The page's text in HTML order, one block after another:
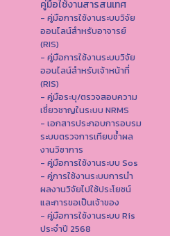
คู่มือใช้งานสารสนเทศ
- คู่มือการใช้งานระบบวิจัย
ออนไลน์สำหรับอาจารย์
(RIS)
- คู่มือการใช้งานระบบวิจัย
ออนไลน์สำหรับเจ้าหน้าที่
(RIS)
- คู่มือระบุ/ตรวจสอบความ
เชี่ยวชาญในระบบ NRMS
- เอกสารประกอบการอบรม
ระบบตรวจการเทียบซ้ำผล
งานวิชาการ
- คู่มือการใช้งานระบบ Sos
- คู่การใช้งานระบบการนำ
ผลงานวิจัยไปใช้ประโยชน์
และการขอเป็นเจ้าของ
- คู่มือการใช้งานระบบ Ris
ประจำปี 2568